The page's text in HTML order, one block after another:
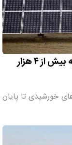
افزایش ظرفیت نیروگاه‌های خورشیدی به بیش از ۴ هزار
خورشیدی تا پایان